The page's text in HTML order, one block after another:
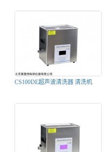
CS100DE超声波清洗器 清洗机